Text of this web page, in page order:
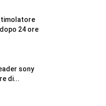
24 ore
sony
di...